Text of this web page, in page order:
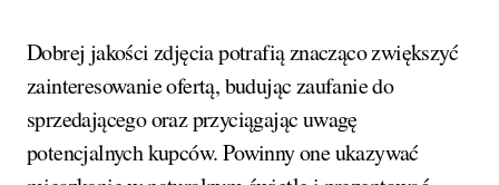
Dobrej jakości zdjęcia potrafią znacząco zwiększyć
zainteresowanie ofertą, budując zaufanie do
sprzedającego oraz przyciągając uwagę
potencjalnych kupców. Powinny one ukazywać